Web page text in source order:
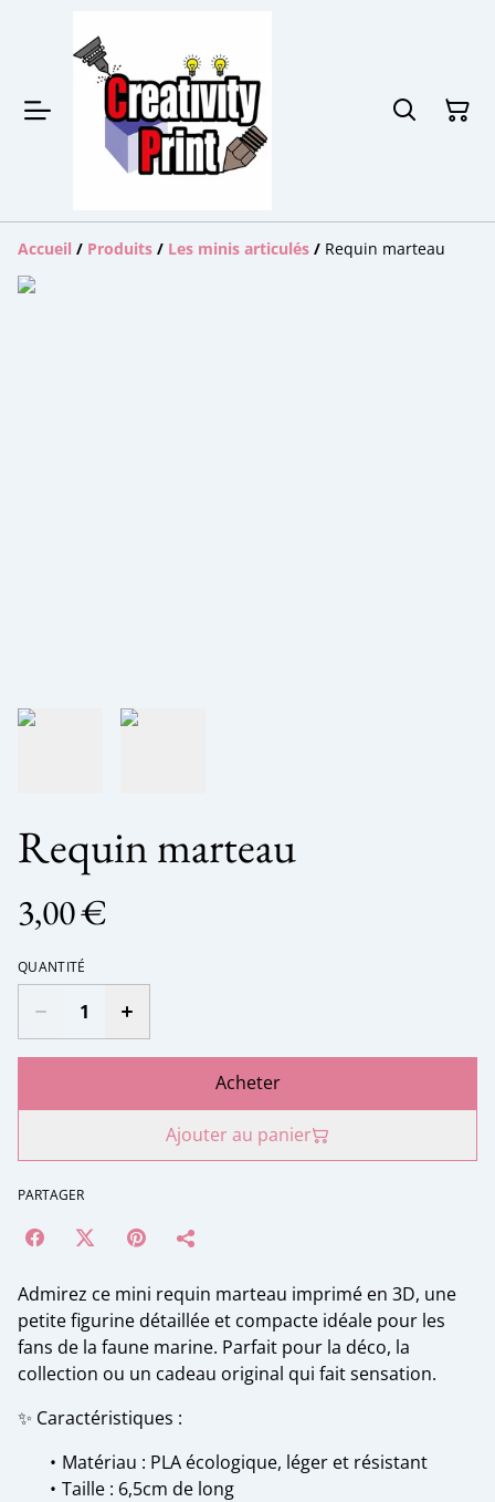
Accueil / Produits / Les minis articulés / Requin marteau
Requin marteau
3,00 €
QUANTITÉ
Acheter
Ajouter au panier
PARTAGER
Admirez ce mini requin marteau imprimé en 3D, une
petite figurine détaillée et compacte idéale pour les
fans de la faune marine. Parfait pour la déco, la
collection ou un cadeau original qui fait sensation.
✨ Caractéristiques :
Matériau : PLA écologique, léger et résistant
Taille : 6,5cm de long